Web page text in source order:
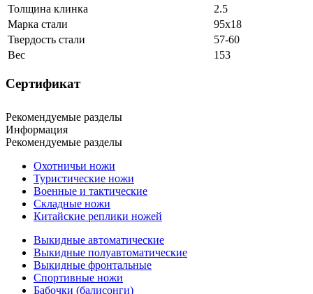
Толщина клинка
2.5
Марка стали
95х18
Твердость стали
57-60
Вес
153
Сертификат
Рекомендуемые разделы
Информация
Рекомендуемые разделы
Охотничьи ножи
Туристические ножи
Военные и тактические
Складные ножи
Китайские реплики ножей
Выкидные автоматические
Выкидные полуавтоматические
Выкидные фронтальные
Спортивные ножи
Бабочки (балисонги)